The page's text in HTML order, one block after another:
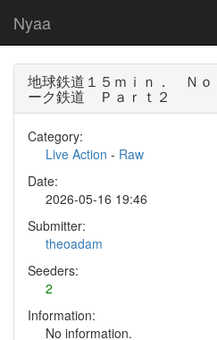
Nyaa
地球鉄道１５ｍｉｎ． Ｎ
ーク鉄道 Ｐａｒｔ２
Category:
Live Action - Raw
Date:
2026-05-16 19:46
Submitter:
theoadam
Seeders:
2
Information:
No information.